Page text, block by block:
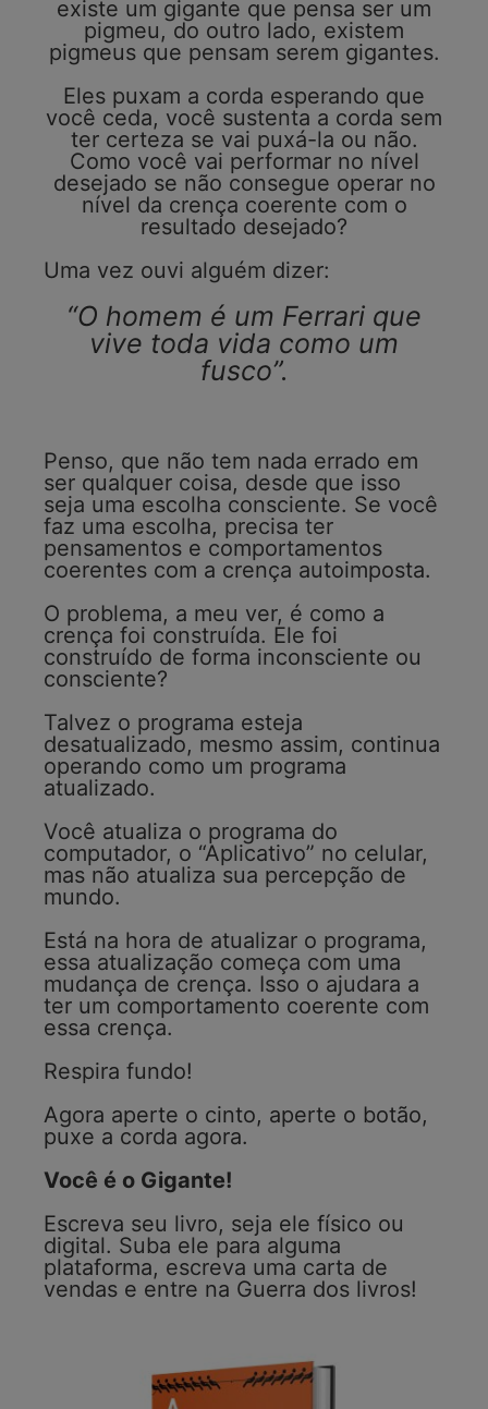
existe um gigante que pensa ser um
pigmeu, do outro lado, existem
pigmeus que pensam serem gigantes.
Eles puxam a corda esperando que
você ceda, você sustenta a corda sem
ter certeza se vai puxá-la ou não.
Como você vai performar no nível
desejado se não consegue operar no
nível da crença coerente com o
resultado desejado?
Uma vez ouvi alguém dizer:
“O homem é um Ferrari que
vive toda vida como um
fusco”.
Penso, que não tem nada errado em
ser qualquer coisa, desde que isso
seja uma escolha consciente. Se você
faz uma escolha, precisa ter
pensamentos e comportamentos
coerentes com a crença autoimposta.
O problema, a meu ver, é como a
crença foi construída. Ele foi
construído de forma inconsciente ou
consciente?
Talvez o programa esteja
desatualizado, mesmo assim, continua
operando como um programa
atualizado.
Você atualiza o programa do
computador, o “Aplicativo” no celular,
mas não atualiza sua percepção de
mundo.
Está na hora de atualizar o programa,
essa atualização começa com uma
mudança de crença. Isso o ajudara a
ter um comportamento coerente com
essa crença.
Respira fundo!
Agora aperte o cinto, aperte o botão,
puxe a corda agora.
Você é o Gigante!
Escreva seu livro, seja ele físico ou
digital. Suba ele para alguma
plataforma, escreva uma carta de
vendas e entre na Guerra dos livros!